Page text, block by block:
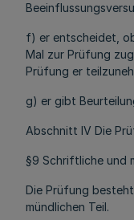
f) er entscheidet,
Mal zur Prüfung
Prüfung er
g) er gibt
Abschnitt IV Die
§9 Schriftliche und
Die Prüfung
mündlichen Teil.